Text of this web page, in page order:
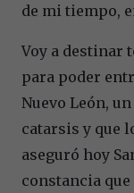
de mi tiempo,
Voy a destinar
para poder
Nuevo León,
catarsis y que
aseguró hoy
constancia